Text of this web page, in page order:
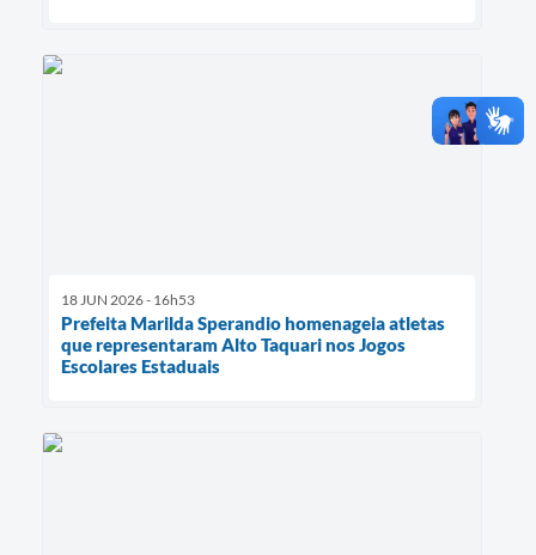
18 JUN 2026 - 16h53
Prefeita Marilda Sperandio homenageia atletas
que representaram Alto Taquari nos Jogos
Escolares Estaduais